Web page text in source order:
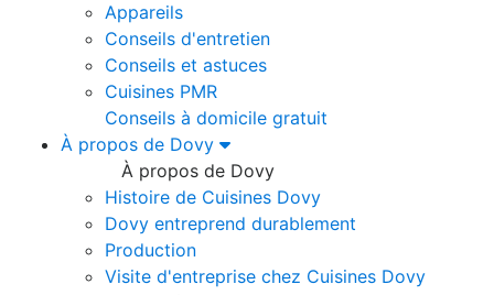
Appareils
Conseils d'entretien
Conseils et astuces
Cuisines PMR
Conseils à domicile gratuit
À propos de Dovy
À propos de Dovy
Histoire de Cuisines Dovy
Dovy entreprend durablement
Production
Visite d'entreprise chez Cuisines Dovy